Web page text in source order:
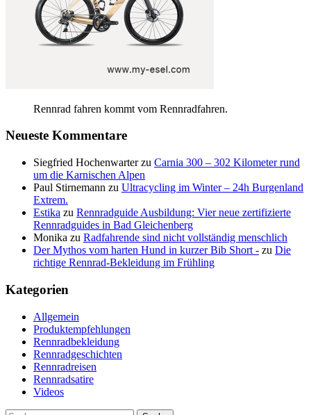
Rennrad fahren kommt vom Rennradfahren.
Neueste Kommentare
Siegfried Hochenwarterzu Carnia 300 – 302 Kilometer rund
um die Karnischen Alpen
Paul Stirnemann zu Ultracycling im Winter – 24h Burgenland
Extrem.
Estika zu Rennradguide Ausbildung: Vier neue zertifizierte
Rennradguides in Bad Gleichenberg
Monika zu Radfahrende sind nicht vollständig menschlich
Der Mythos vom harten Hund in kurzer Bib Short - zu Die
richtige Rennrad-Bekleidung im Frühling
Kategorien
Allgemein
Produktempfehlungen
Rennradbekleidung
Rennradgeschichten
Rennradreisen
Rennradsatire
Videos